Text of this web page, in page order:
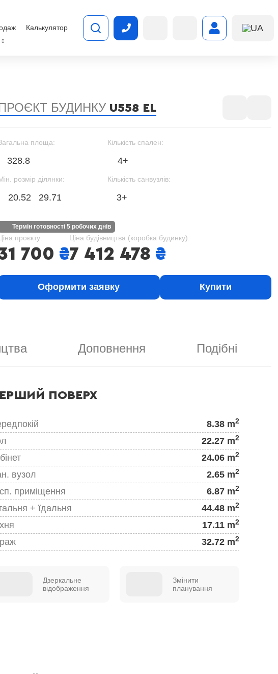
Калькулятор UA
БУДИНКУ U558 EL
площа:
328.8
Кількість спален:
4+
розмір ділянки:
20.52 29.71
Кількість санвузлів:
3+
термін готовності 5 робочих днів
проєкту:
700 ₴
Ціна будівництва (коробка будинку):
7 412 478 ₴
Оформити заявку Купити
Доповнення Подібні
ПОВЕРХ
8.38 m2
22.27 m2
24.06 m2
вузол 2.65 m2
приміщення 6.87 m2
+ їдальня 44.48 m2
17.11 m2
32.72 m2
Дзеркальне
відображення
Змінити
планування